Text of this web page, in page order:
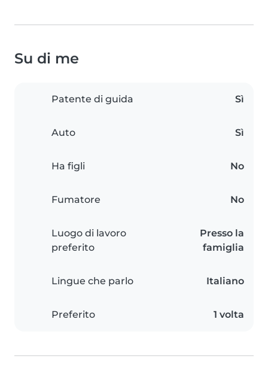
Su di me
Patente di guida Sì
Auto Sì
Ha figli No
Fumatore No
Luogo di lavoro
preferito
Presso la
famiglia
Lingue che parlo Italiano
Preferito 1 volta